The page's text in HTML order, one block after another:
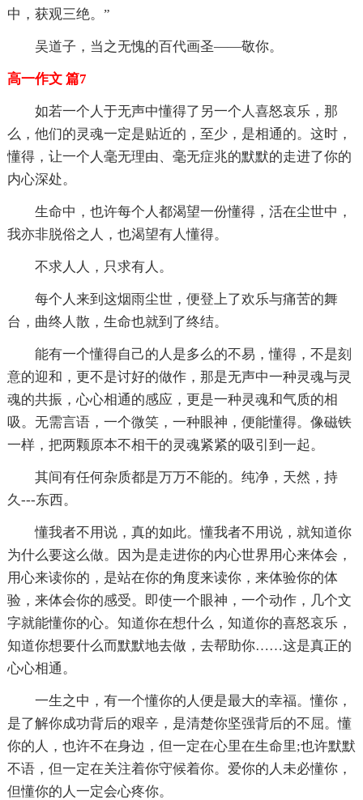
中，获观三绝。”
吴道子，当之无愧的百代画圣——敬你。
高一作文 篇7
如若一个人于无声中懂得了另一个人喜怒哀乐，那
么，他们的灵魂一定是贴近的，至少，是相通的。这时，
懂得，让一个人毫无理由、毫无症兆的默默的走进了你的
内心深处。
生命中，也许每个人都渴望一份懂得，活在尘世中，
我亦非脱俗之人，也渴望有人懂得。
不求人人，只求有人。
每个人来到这烟雨尘世，便登上了欢乐与痛苦的舞
台，曲终人散，生命也就到了终结。
能有一个懂得自己的人是多么的不易，懂得，不是刻
意的迎和，更不是讨好的做作，那是无声中一种灵魂与灵
魂的共振，心心相通的感应，更是一种灵魂和气质的相
吸。无需言语，一个微笑，一种眼神，便能懂得。像磁铁
一样，把两颗原本不相干的灵魂紧紧的吸引到一起。
其间有任何杂质都是万万不能的。纯净，天然，持
久---东西。
懂我者不用说，真的如此。懂我者不用说，就知道你
为什么要这么做。因为是走进你的内心世界用心来体会，
用心来读你的，是站在你的角度来读你，来体验你的体
验，来体会你的感受。即使一个眼神，一个动作，几个文
字就能懂你的心。知道你在想什么，知道你的喜怒哀乐，
知道你想要什么而默默地去做，去帮助你……这是真正的
心心相通。
一生之中，有一个懂你的人便是最大的幸福。懂你，
是了解你成功背后的艰辛，是清楚你坚强背后的不屈。懂
你的人，也许不在身边，但一定在心里在生命里;也许默默
不语，但一定在关注着你守候着你。爱你的人未必懂你，
但懂你的人一定会心疼你。